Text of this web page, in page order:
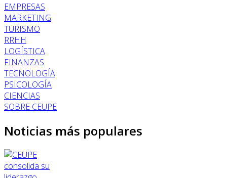
EMPRESAS
MARKETING
TURISMO
RRHH
LOGÍSTICA
FINANZAS
TECNOLOGÍA
PSICOLOGÍA
CIENCIAS
SOBRE CEUPE
Noticias más populares